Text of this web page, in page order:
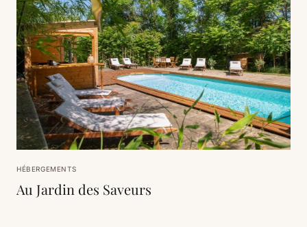
HÉBERGEMENTS
Au Jardin des Saveurs